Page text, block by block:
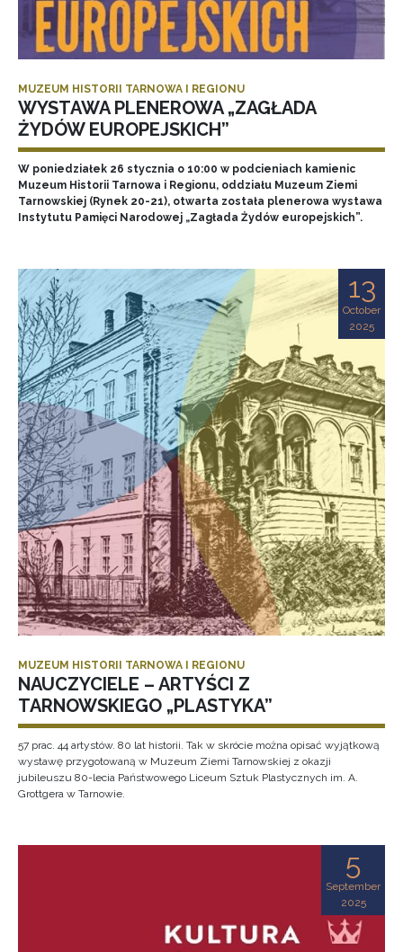
MUZEUM HISTORII TARNOWA I REGIONU
WYSTAWA PLENEROWA „ZAGŁADA
ŻYDÓW EUROPEJSKICH”
W poniedziałek 26 stycznia o 10:00 w podcieniach kamienic
Muzeum Historii Tarnowa i Regionu, oddziału Muzeum Ziemi
Tarnowskiej (Rynek 20-21), otwarta została plenerowa wystawa
Instytutu Pamięci Narodowej „Zagłada Żydów europejskich”.
13
October
2025
MUZEUM HISTORII TARNOWA I REGIONU
NAUCZYCIELE – ARTYŚCI Z
TARNOWSKIEGO „PLASTYKA”
57 prac. 44 artystów. 80 lat historii. Tak w skrócie można opisać wyjątkową
wystawę przygotowaną w Muzeum Ziemi Tarnowskiej z okazji
jubileuszu 80-lecia Państwowego Liceum Sztuk Plastycznych im. A.
Grottgera w Tarnowie.
5
September
2025